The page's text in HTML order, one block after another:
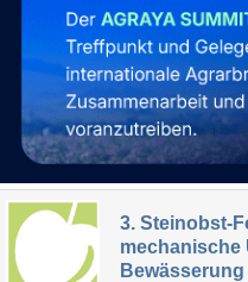
3. Steinobst-
mechanische
Bewässerung